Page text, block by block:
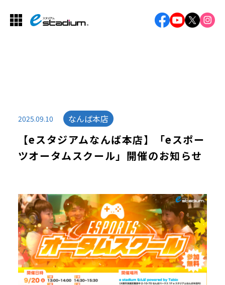
2025.09.10 なんば本店
【eスタジアムなんば本店】「eスポー
ツオータムスクール」開催のお知らせ